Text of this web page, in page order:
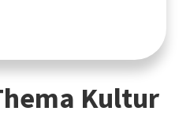
Kultur